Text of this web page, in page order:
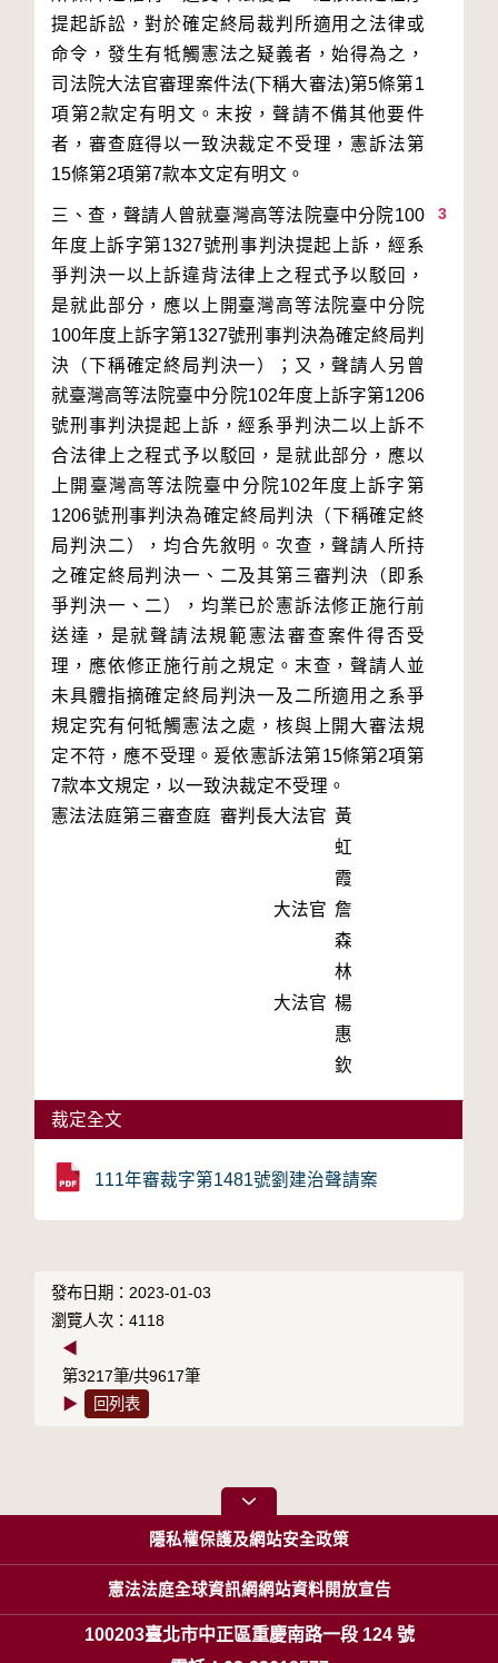
提起訴訟，對於確定終局裁判所適用之法律或
命令，發生有牴觸憲法之疑義者，始得為之，
司法院大法官審理案件法(下稱大審法)第5條第1
項第2款定有明文。末按，聲請不備其他要件
者，審查庭得以一致決裁定不受理，憲訴法第
3
三、查，聲請人曾就臺灣高等法院臺中分院100
年度上訴字第1327號刑事判決提起上訴，經系
爭判決一以上訴違背法律上之程式予以駁回，
是就此部分，應以上開臺灣高等法院臺中分院
100年度上訴字第1327號刑事判決為確定終局判
決（下稱確定終局判決一）；又，聲請人另曾
就臺灣高等法院臺中分院102年度上訴字第1206
號刑事判決提起上訴，經系爭判決二以上訴不
合法律上之程式予以駁回，是就此部分，應以
上開臺灣高等法院臺中分院102年度上訴字第
1206號刑事判決為確定終局判決（下稱確定終
局判決二），均合先敘明。次查，聲請人所持
之確定終局判決一、二及其第三審判決（即系
爭判決一、二），均業已於憲訴法修正施行前
送達，是就聲請法規範憲法審查案件得否受
理，應依修正施行前之規定。末查，聲請人並
未具體指摘確定終局判決一及二所適用之系爭
規定究有何牴觸憲法之處，核與上開大審法規
定不符，應不受理。爰依憲訴法第15條第2項第
7款本文規定，以一致決裁定不受理。
憲法法庭第三審查庭 審判長大法官 黃
虹
霞
大法官 詹
森
林
大法官 楊
惠
欽
裁定全文
111年審裁字第1481號劉建治聲請案
發布日期：2023-01-03
瀏覽人次：4118
◀
第3217筆/共9617筆
▶
回列表
隱私權保護及網站安全政策
憲法法庭全球資訊網網站資料開放宣告
100203臺北市中正區重慶南路一段 124 號